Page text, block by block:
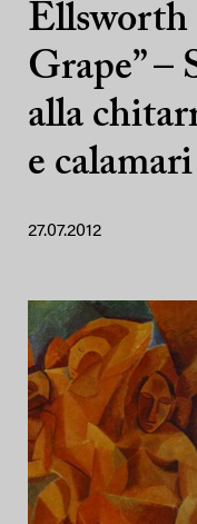
Grape” –
alla
e calamari
27.07.2012